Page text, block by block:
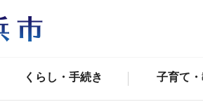
くらし・手続き 子育て